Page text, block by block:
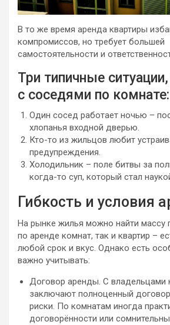
В то же время аренда квартиры
компромиссов, но требует большей
самостоятельности и
Три типичные
с соседями по комнате:
Один сосед работает ночью –
хлопанья входной дверью.
Кто-то из жильцов любит
предупреждения.
Холодильник – поле битвы за
когда-то суп, который стал
Гибкость и условия
На рынке жилья можно найти массу
по аренде комнат, так и квартир –
любой срок и вкус. Однако есть
важно учитывать:
Договор аренды. С владельцами
заключают полноценный
риски. По комнатам иногда
договорённости или